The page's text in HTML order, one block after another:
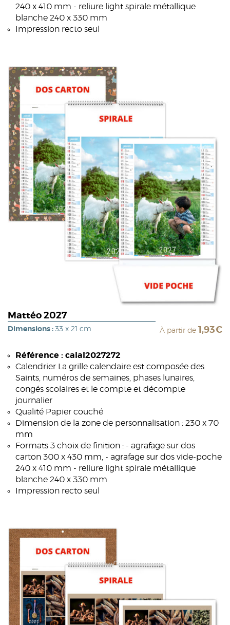
240 x 410 mm - reliure light spirale métallique
blanche 240 x 330 mm
Impression recto seul
Mattéo 2027
Dimensions : 33 x 21 cm À partir de 1,93€
Référence : calal2027272
Calendrier La grille calendaire est composée des
Saints, numéros de semaines, phases lunaires,
congés scolaires et le compte et décompte
journalier
Qualité Papier couché
Dimension de la zone de personnalisation : 230 x 70
mm
Formats 3 choix de finition : - agrafage sur dos
carton 300 x 430 mm, - agrafage sur dos vide-poche
240 x 410 mm - reliure light spirale métallique
blanche 240 x 330 mm
Impression recto seul